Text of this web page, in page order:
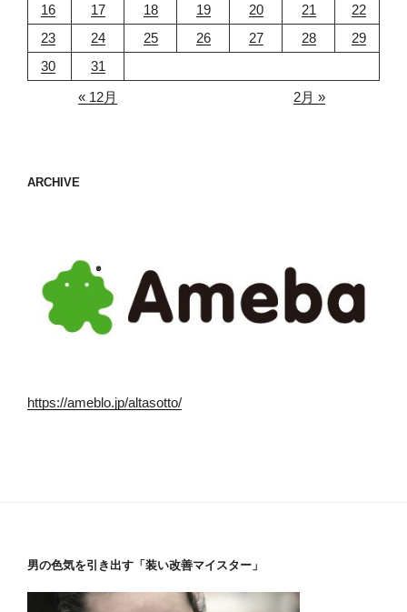
16
17 18 19 20 21
22
23
24 25 26 27 28
29
30
31
« 12月
2月 »
ARCHIVE
https://ameblo.jp/altasotto/
男の色気を引き出す「装い改善マイスター」